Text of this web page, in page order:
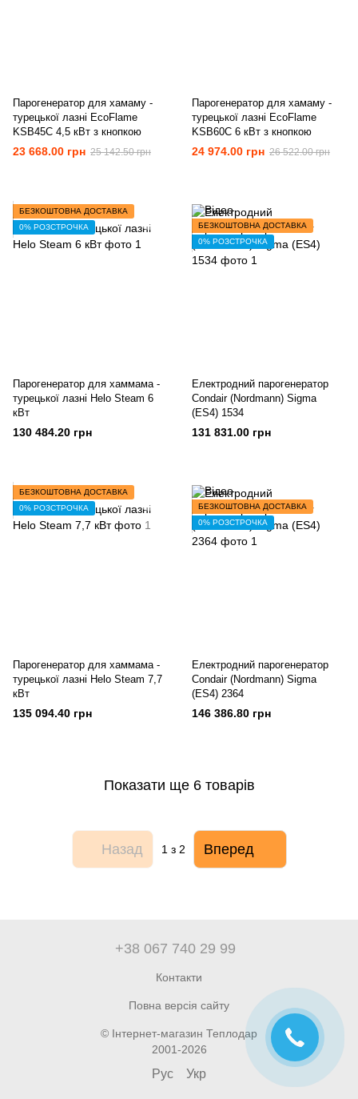
Парогенератор для хамаму -
турецької лазні EcoFlame
KSB45C 4,5 кВт з кнопкою
23 668.00 грн 25 142.50 грн
Парогенератор для хамаму -
турецької лазні EcoFlame
KSB60C 6 кВт з кнопкою
24 974.00 грн 26 522.00 грн
БЕЗКОШТОВНА ДОСТАВКА
0% РОЗСТРОЧКА
Парогенератор для хаммама -
турецької лазні Helo Steam 6
кВт
130 484.20 грн
БЕЗКОШТОВНА ДОСТАВКА
0% РОЗСТРОЧКА
Електродний парогенератор
Condair (Nordmann) Sigma
(ES4) 1534
131 831.00 грн
БЕЗКОШТОВНА ДОСТАВКА
0% РОЗСТРОЧКА
Парогенератор для хаммама -
турецької лазні Helo Steam 7,7
кВт
135 094.40 грн
БЕЗКОШТОВНА ДОСТАВКА
0% РОЗСТРОЧКА
Електродний парогенератор
Condair (Nordmann) Sigma
(ES4) 2364
146 386.80 грн
Показати ще 6 товарів
Назад 1 з 2 Вперед
+38 067 740 29 99
Контакти
Повна версія сайту
© Інтернет-магазин Теплодар
2001-2026
Рус Укр